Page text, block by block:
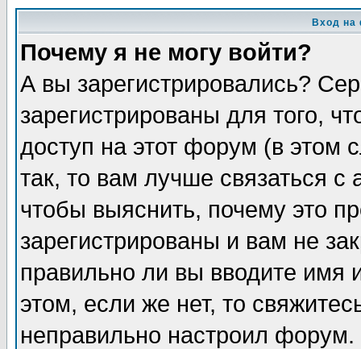
Вход на
Почему я не могу войти?
А вы зарегистрировались?
зарегистрированы для того,
доступ на этот форум (в этом
так, то вам лучше связаться
чтобы выяснить, почему это
зарегистрированы и вам не
правильно ли вы вводите
этом, если же нет, то
неправильно настроил форум.